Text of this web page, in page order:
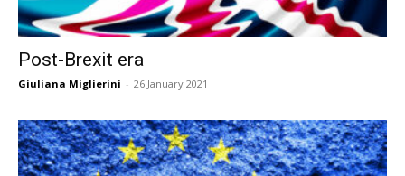
Post-Brexit era
Giuliana Miglierini - 26 January 2021